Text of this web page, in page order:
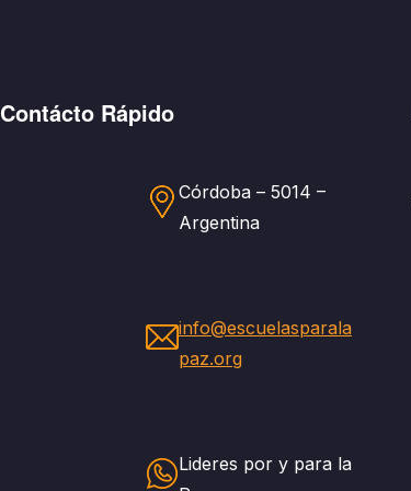
Contácto Rápido
Córdoba – 5014 –
Argentina
info@escuelasparala
paz.org
Lideres por y para la